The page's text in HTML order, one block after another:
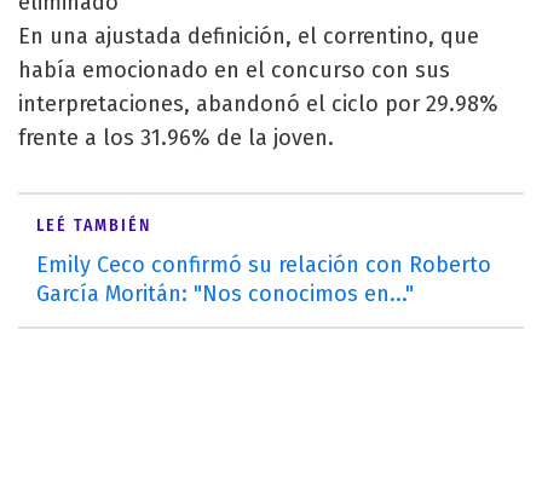
En una ajustada definición, el correntino, que
había emocionado en el concurso con sus
interpretaciones, abandonó el ciclo por 29.98%
frente a los 31.96% de la joven.
LEÉ TAMBIÉN
Emily Ceco confirmó su relación con Roberto
García Moritán: "Nos conocimos en..."